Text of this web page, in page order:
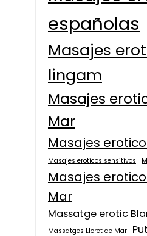
españolas
Masajes
lingam
Masajes
Mar
Masajes
Masajes eroticos sensitivos
Masajes
Mar
Massatge erotic
Massatges Lloret de Mar